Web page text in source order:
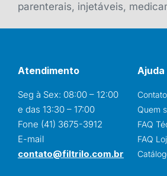
parenterais, injetáveis,
Atendimento
Seg à Sex: 08:00 – 12:00
e das 13:30 – 17:00
Fone (41) 3675-3912
E-mail
contato@filtrilo.com.br
Contato
Quem
FAQ
FAQ